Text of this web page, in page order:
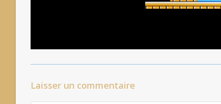
Laisser un commentaire